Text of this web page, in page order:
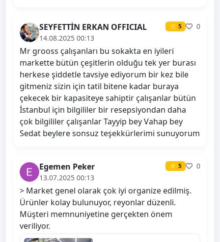
SEYFETTİN ERKAN OFFICIAL ⭐ 5
0
14.08.2025 00:13
Mr grooss çalışanları bu sokakta en iyileri
markette bütün çeşitlerin olduğu tek yer burası
herkese şiddetle tavsiye ediyorum bir kez bile
gitmeniz sizin için tatil bitene kadar buraya
çekecek bir kapasiteye sahiptir çalışanlar bütün
İstanbul için bilgililer bir resepsiyondan daha
çok bilgililer çalışanlar Tayyip bey Vahap bey
Sedat beylere sonsuz teşekkürlerimi sunuyorum
Egemen Peker ⭐ 5
0
13.07.2025 00:13
> Market genel olarak çok iyi organize edilmiş.
Ürünler kolay bulunuyor, reyonlar düzenli.
Müşteri memnuniyetine gerçekten önem
veriliyor.